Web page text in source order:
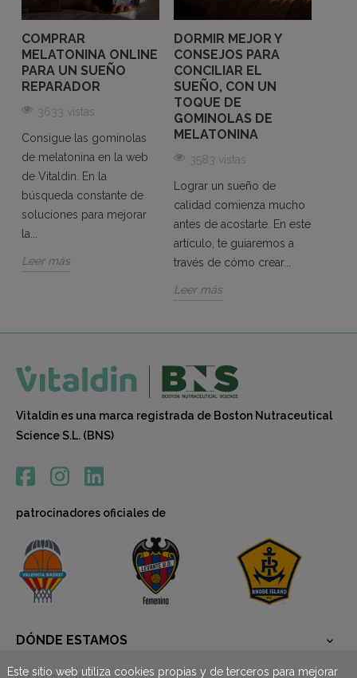
Este sitio web utiliza cookies propias y de terceros para mejorar
COMPRAR
MELATONINA ONLINE
PARA UN SUEÑO
REPARADOR
3633 vistas
Consigue las gominolas
de melatonina en la web
de Vitaldin. En la
búsqueda constante de
soluciones para mejorar
la...
Leer más
DORMIR MEJOR Y
CONSEJOS PARA
CONCILIAR EL
SUEÑO, CON UN
TOQUE DE
GOMINOLAS DE
MELATONINA
3583 vistas
Lograr un sueño de
calidad comienza mucho
antes de acostarte. En este
artículo, te guiaremos a
través de cómo crear...
Leer más
Vitaldin es una marca registrada de Boston Nutraceutical
Science S.L. (BNS)
patrocinadores oficiales de
DÓNDE ESTAMOS 